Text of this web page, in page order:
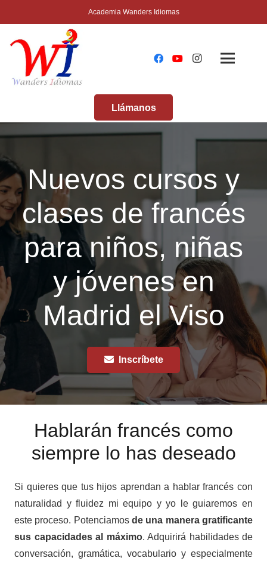
Academia Wanders Idiomas
Llámanos
Nuevos cursos y
clases de francés
para niños, niñas
y jóvenes en
Madrid el Viso
Inscríbete
Hablarán francés como
siempre lo has deseado
Si quieres que tus hijos aprendan a hablar francés con
naturalidad y fluidez mi equipo y yo le guiaremos en
este proceso. Potenciamosde una manera gratificante
sus capacidades al máximo. Adquirirá habilidades de
conversación, gramática, vocabulario y especialmente